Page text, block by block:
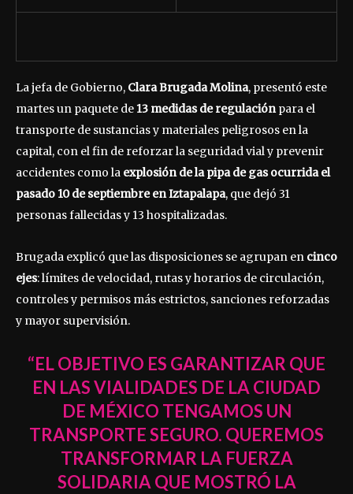
La jefa de Gobierno, Clara Brugada Molina, presentó este
martes un paquete de 13 medidas de regulaciónpara el
transporte de sustancias y materiales peligrosos en la
capital, con el fin de reforzar la seguridad vial y prevenir
accidentes como la explosión de la pipa de gas ocurrida el
pasado 10 de septiembre en Iztapalapa, que dejó 31
personas fallecidas y 13 hospitalizadas.
Brugada explicó que las disposiciones se agrupan en cinco
ejes: límites de velocidad, rutas y horarios de circulación,
controles y permisos más estrictos, sanciones reforzadas
y mayor supervisión.
“EL OBJETIVO ES GARANTIZAR QUE
EN LAS VIALIDADES DE LA CIUDAD
DE MÉXICO TENGAMOS UN
TRANSPORTE SEGURO. QUEREMOS
TRANSFORMAR LA FUERZA
SOLIDARIA QUE MOSTRÓ LA